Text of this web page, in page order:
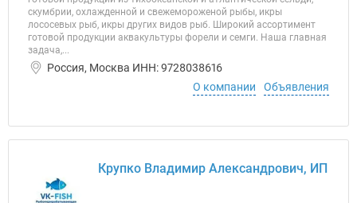
скумбрии, охлажденной и свежемороженой рыбы, икры
лососевых рыб, икры других видов рыб. Широкий ассортимент
готовой продукции аквакультуры форели и семги. Наша главная
задача,...
Россия, Москва ИНН: 9728038616
О компании
Объявления
Крупко Владимир Александрович, ИП